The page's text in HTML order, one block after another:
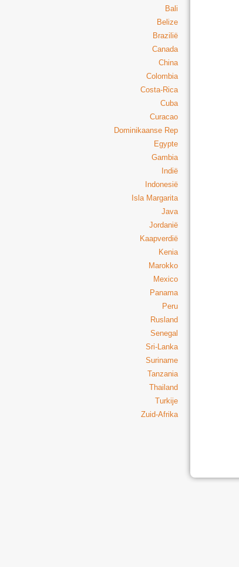
Bali
Belize
Brazilië
Canada
China
Colombia
Costa-Rica
Cuba
Curacao
Dominikaanse Rep
Egypte
Gambia
Indië
Indonesië
Isla Margarita
Java
Jordanië
Kaapverdië
Kenia
Marokko
Mexico
Panama
Peru
Rusland
Senegal
Sri-Lanka
Suriname
Tanzania
Thailand
Turkije
Zuid-Afrika